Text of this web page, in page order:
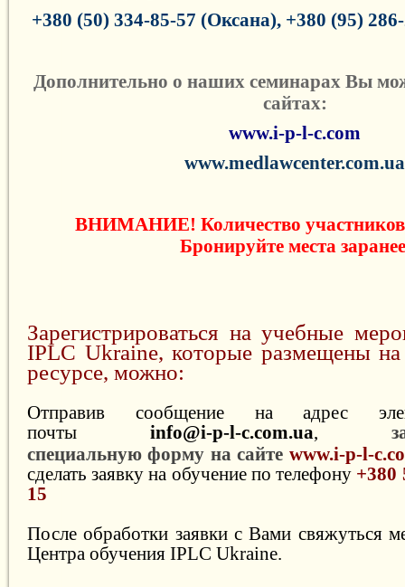
+380 (50) 334-85-57 (Оксана), +380 (95)
Дополнительно о наших семинарах Вы
сайтах:
www.i-p-l-c.com
www.medlawcenter.com.ua
ВНИМАНИЕ! Количество участников
Бронируйте места
Зарегистрироваться на учебные
IPLC Ukraine, которые размещены
ресурсе, можно:
Отправив сообщение на адрес
почты
info@i-p-l-c.com.ua,
специальную форму на сайте www.i-p-l-
сделать заявку на обучение по телефону +380
15
После обработки заявки с Вами свяжуться
Центра обучения IPLC Ukraine.